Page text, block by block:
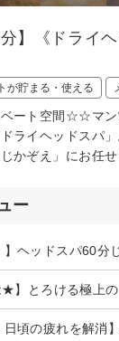
分】《ドライ
が貯まる・使える
ベート空間☆☆マ
ライヘッドスパ
かぞえ」にお任
ー
】ヘッドスパ60分
★】とろける極上
日頃の疲れを解消